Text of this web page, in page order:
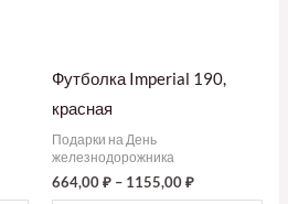
Футболка Imperial 190,
красная
Подарки на День
железнодорожника
664,00₽ – 1155,00₽